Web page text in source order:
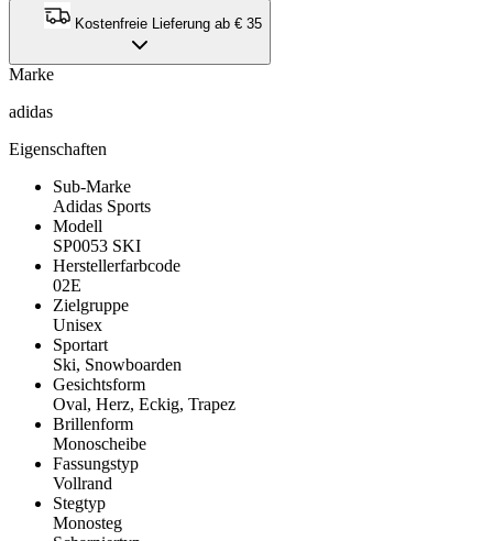
Kostenfreie Lieferung ab € 35
Marke
adidas
Eigenschaften
Sub-Marke
Adidas Sports
Modell
SP0053 SKI
Herstellerfarbcode
02E
Zielgruppe
Unisex
Sportart
Ski, Snowboarden
Gesichtsform
Oval, Herz, Eckig, Trapez
Brillenform
Monoscheibe
Fassungstyp
Vollrand
Stegtyp
Monosteg